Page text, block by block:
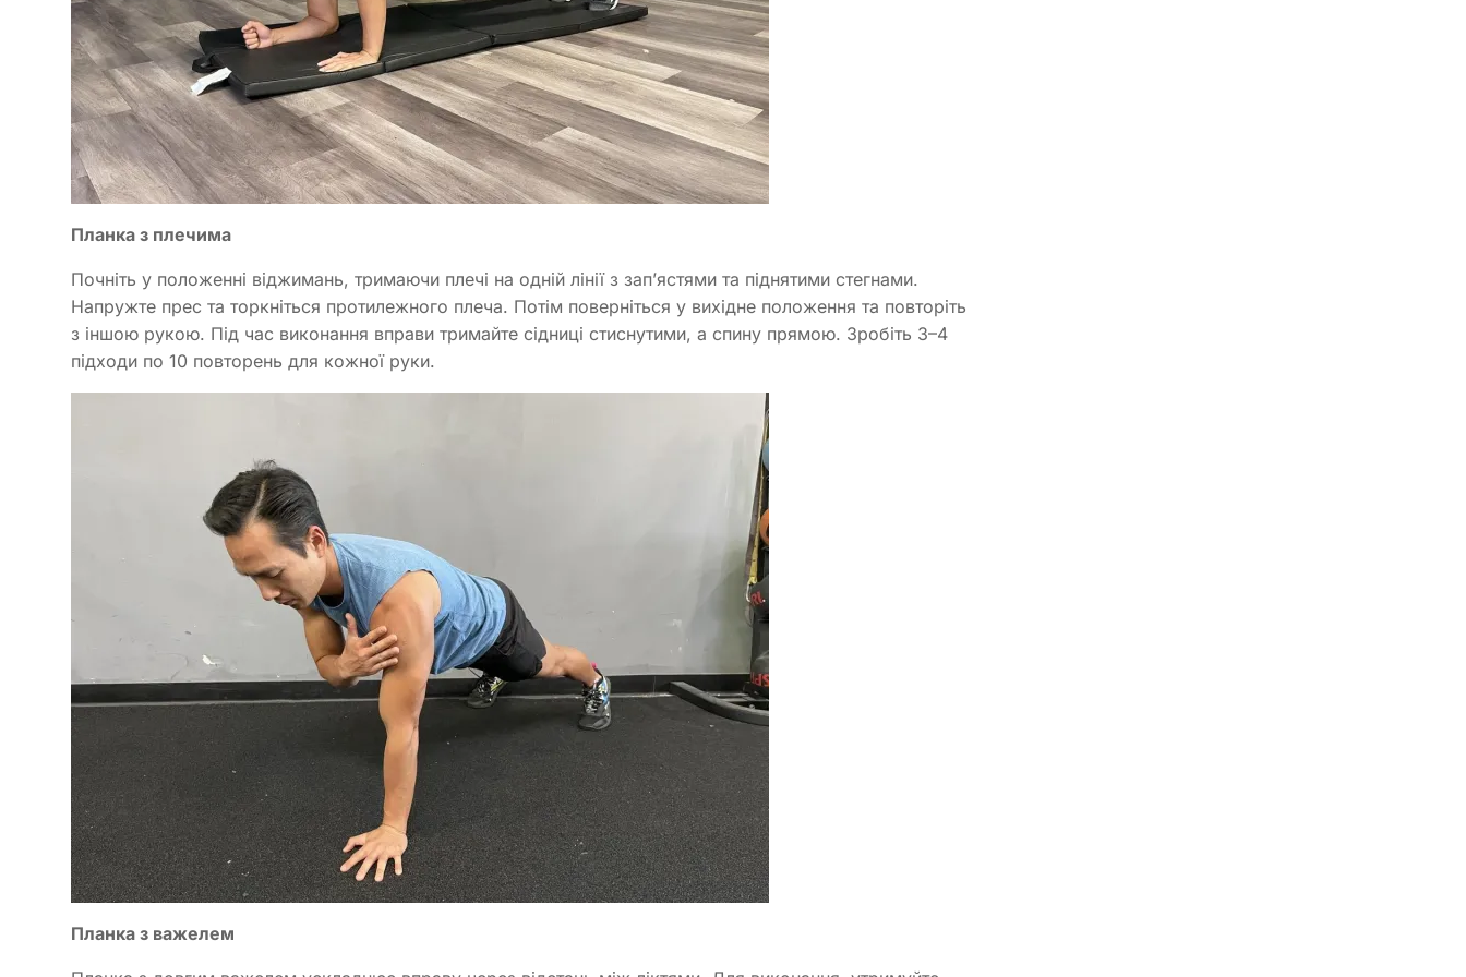
Планка з плечима
Почніть у положенні віджимань, тримаючи плечі на одній лінії з зап’ястями та піднятими стегнами.
Напружте прес та торкніться протилежного плеча. Потім поверніться у вихідне положення та повторіть
з іншою рукою. Під час виконання вправи тримайте сідниці стиснутими, а спину прямою. Зробіть 3–4
підходи по 10 повторень для кожної руки.
Планка з важелем